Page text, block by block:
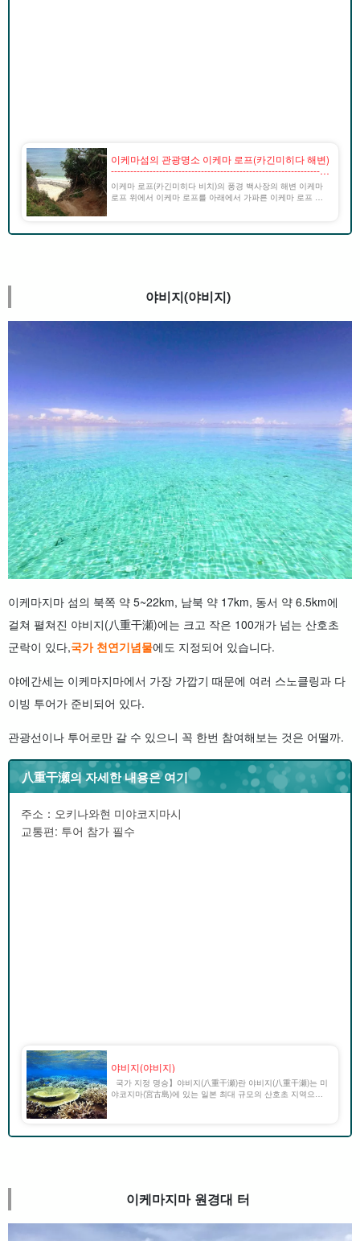
이케마섬의 관광명소 이케마 로프(카긴미히다 해변)
--------------------------------------------------------------------
-----------------------------------------------------------.
이케마 로프(카긴미히다 비치)의 풍경 백사장의 해변 이케마
로프 위에서 이케마 로프를 아래에서 가파른 이케마 로프 출
야비지(야비지)
이케마지마 섬의 북쪽 약 5~22km, 남북 약 17km, 동서 약 6.5km에
걸쳐 펼쳐진 야비지(八重干瀬)에는 크고 작은 100개가 넘는 산호초
군락이 있다,국가 천연기념물에도 지정되어 있습니다.
야에간세는 이케마지마에서 가장 가깝기 때문에 여러 스노클링과 다
이빙 투어가 준비되어 있다.
관광선이나 투어로만 갈 수 있으니 꼭 한번 참여해보는 것은 어떨까.
八重干瀬의 자세한 내용은 여기
주소：오키나와현 미야코지마시
교통편: 투어 참가 필수
야비지(야비지)
국가 지정 명승】야비지(八重干瀬)란 야비지(八重干瀬)는 미
야코지마(宮古島)에 있는 일본 최대 규모의 산호초 지역으로,
이케마지마 원경대 터